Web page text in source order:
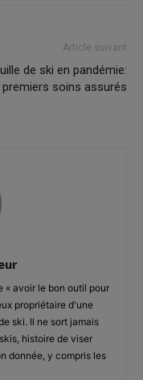
Article suivant
de ski en pandémie:
premiers soins assurés
« avoir le bon outil pour
propriétaire d'une
ski. Il ne sort jamais
histoire de viser
donnée, y compris les